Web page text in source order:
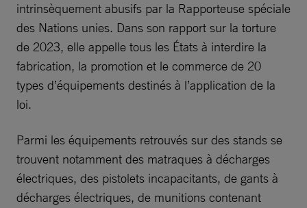
intrinsèquement abusifs par la Rapporteuse spéciale
des Nations unies. Dans son rapport sur la torture
de 2023, elle appelle tous les États à interdire la
fabrication, la promotion et le commerce de 20
types d’équipements destinés à l’application de la
loi.
Parmi les équipements retrouvés sur des stands se
trouvent notamment des matraques à décharges
électriques, des pistolets incapacitants, de gants à
décharges électriques, de munitions contenant